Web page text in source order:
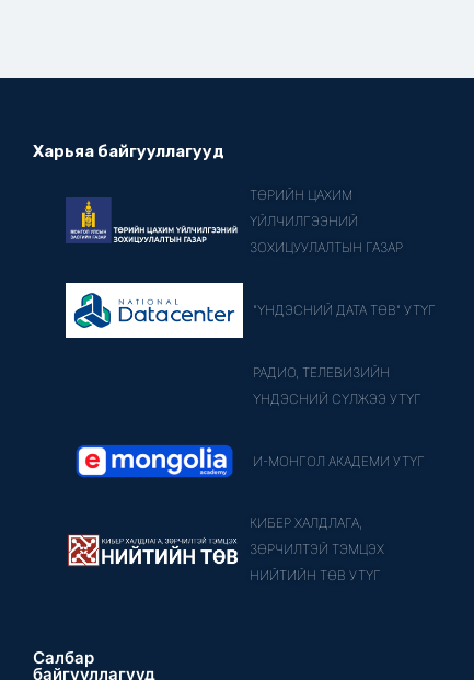
Харьяа байгууллагууд
ТӨРИЙН ЦАХИМ
ҮЙЛЧИЛГЭЭНИЙ
ЗОХИЦУУЛАЛТЫН ГАЗАР
"ҮНДЭСНИЙ ДАТА ТӨВ" УТҮГ
РАДИО, ТЕЛЕВИЗИЙН
ҮНДЭСНИЙ СҮЛЖЭЭ УТҮГ
И-МОНГОЛ АКАДЕМИ УТҮГ
КИБЕР ХАЛДЛАГА,
ЗӨРЧИЛТЭЙ ТЭМЦЭХ
НИЙТИЙН ТӨВ УТҮГ
Салбар
байгууллагууд